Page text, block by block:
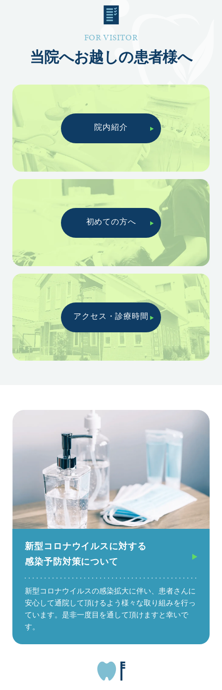
FOR VISITOR
当院へお越しの患者様へ
院内紹介
初めての方へ
アクセス・診療時間
新型コロナウイルスに対する
感染予防対策について
新型コロナウイルスの感染拡大に伴い、患者さんに
安心して通院して頂けるよう様々な取り組みを行っ
ています。是非一度目を通して頂けますと幸いで
す。